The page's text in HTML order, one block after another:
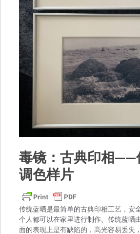
毒镜：古典印相——
调色样片
传统蓝晒是最简单的古典印相工艺，安
个人都可以在家里进行制作。传统蓝晒
面的表现上是有缺陷的，高光容易丢失